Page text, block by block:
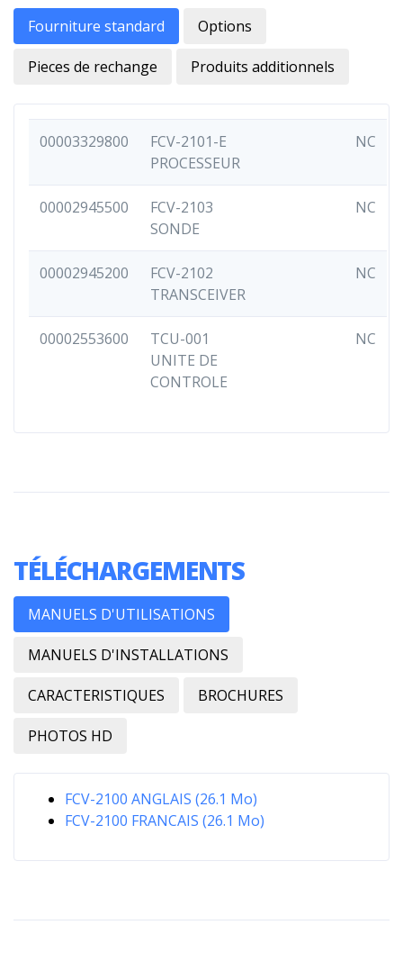
Fourniture standard Options
Pieces de rechange Produits additionnels
00003329800
FCV-2101-E
PROCESSEUR
NC
00002945500
FCV-2103
SONDE
NC
00002945200
FCV-2102
TRANSCEIVER
NC
00002553600
TCU-001
UNITE DE
CONTROLE
NC
TÉLÉCHARGEMENTS
MANUELS D'UTILISATIONS
MANUELS D'INSTALLATIONS
CARACTERISTIQUES BROCHURES
PHOTOS HD
FCV-2100 ANGLAIS (26.1 Mo)
FCV-2100 FRANCAIS (26.1 Mo)